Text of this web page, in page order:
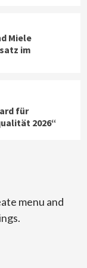
Miele
im
für
2026“
auf
menu and